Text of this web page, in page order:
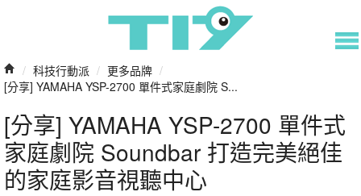
/ 科技行動派 / 更多品牌 /
[分享] YAMAHA YSP-2700 單件式家庭劇院 S...
[分享] YAMAHA YSP-2700 單件式
家庭劇院 Soundbar 打造完美絕佳
的家庭影音視聽中心